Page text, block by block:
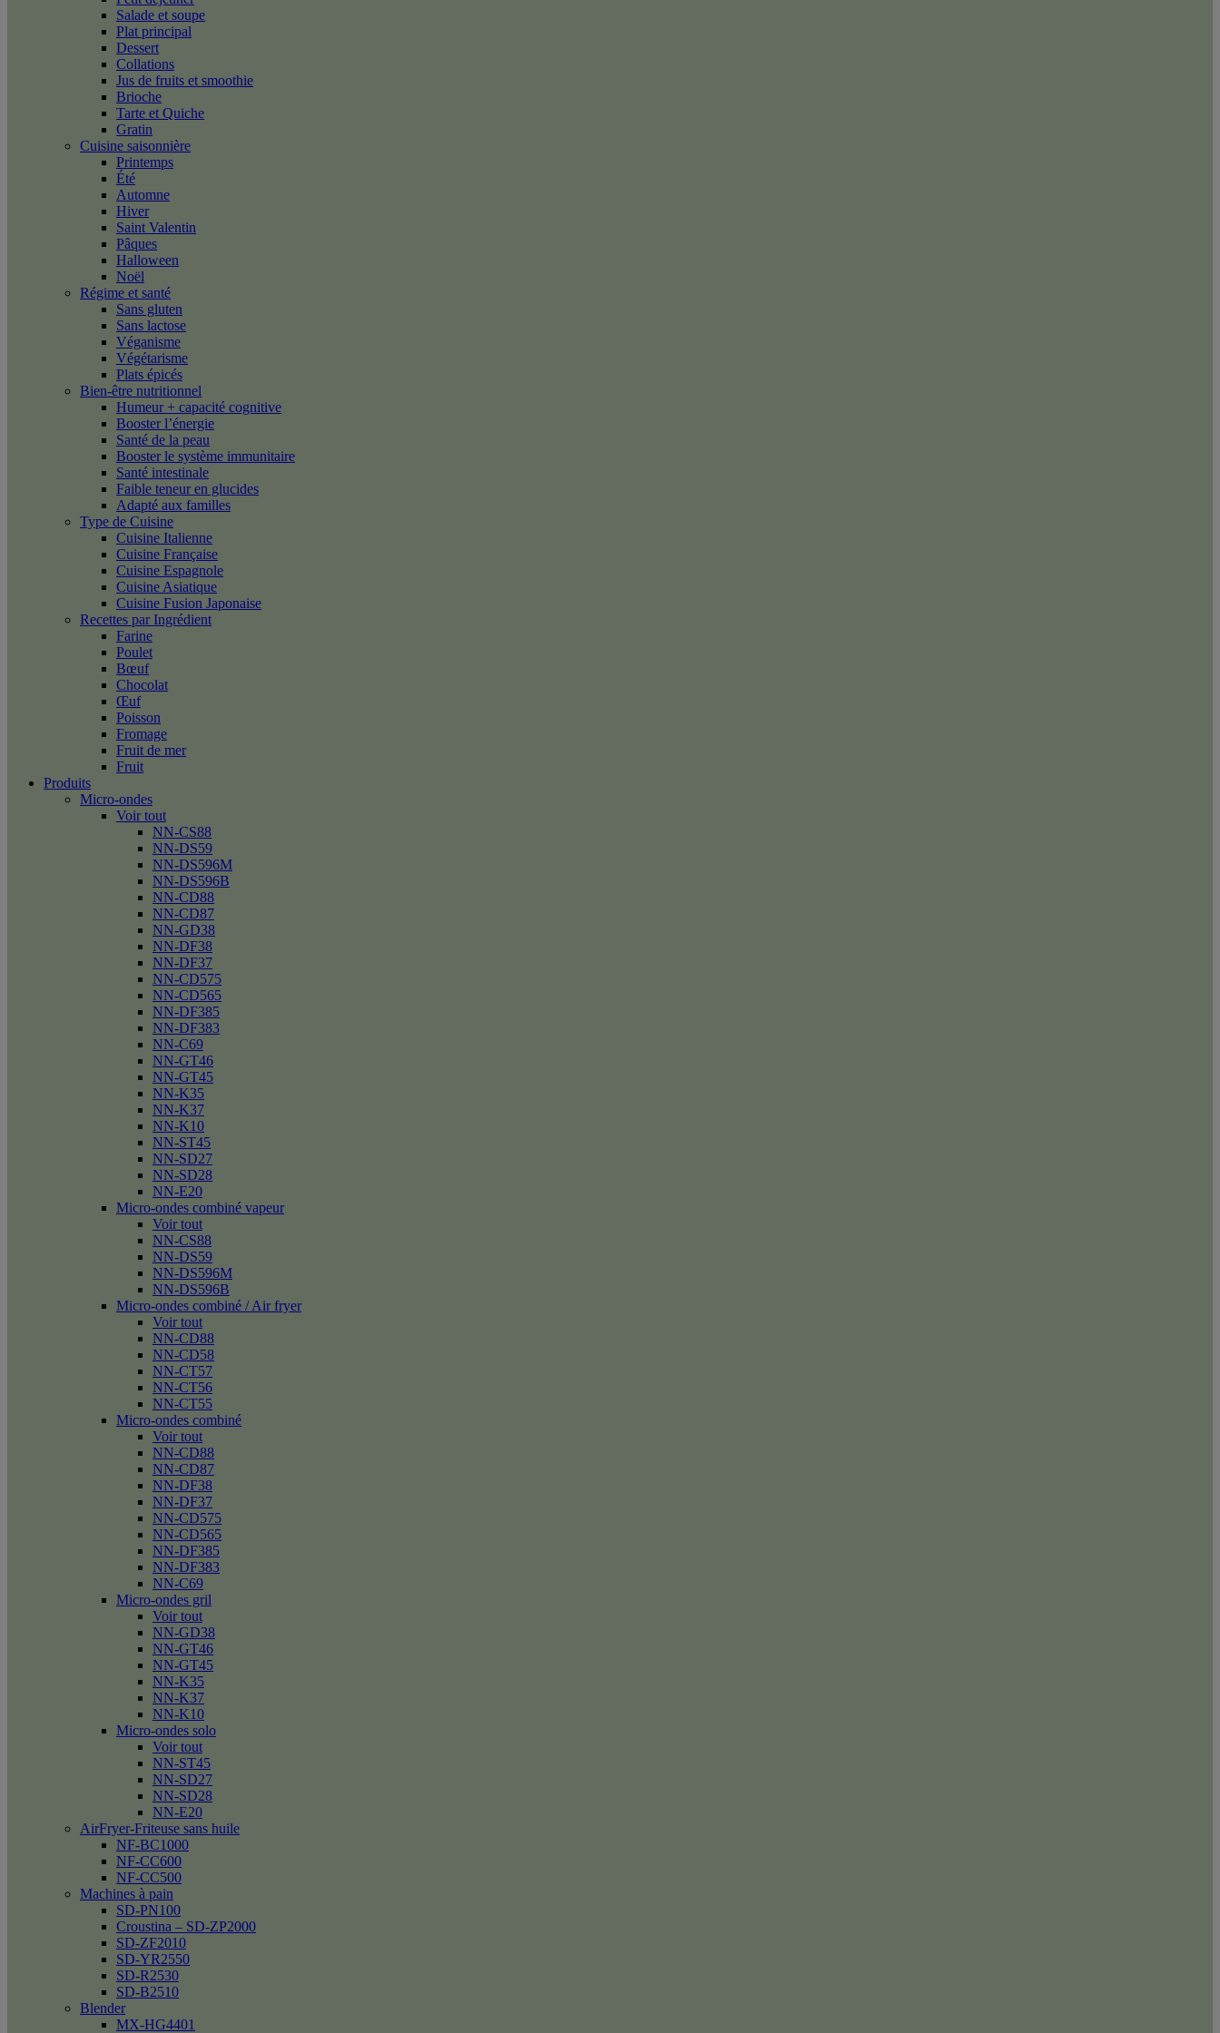
Salade et soupe
Plat principal
Dessert
Collations
Jus de fruits et smoothie
Brioche
Tarte et Quiche
Gratin
Cuisine saisonnière
Printemps
Été
Automne
Hiver
Saint Valentin
Pâques
Halloween
Noël
Régime et santé
Sans gluten
Sans lactose
Véganisme
Végétarisme
Plats épicés
Bien-être nutritionnel
Humeur + capacité cognitive
Booster l’énergie
Santé de la peau
Booster le système immunitaire
Santé intestinale
Faible teneur en glucides
Adapté aux familles
Type de Cuisine
Cuisine Italienne
Cuisine Française
Cuisine Espagnole
Cuisine Asiatique
Cuisine Fusion Japonaise
Recettes par Ingrédient
Farine
Poulet
Bœuf
Chocolat
Œuf
Poisson
Fromage
Fruit de mer
Fruit
Produits
Micro-ondes
Voir tout
NN-CS88
NN-DS59
NN-DS596M
NN-DS596B
NN-CD88
NN-CD87
NN-GD38
NN-DF38
NN-DF37
NN-CD575
NN-CD565
NN-DF385
NN-DF383
NN-C69
NN-GT46
NN-GT45
NN-K35
NN-K37
NN-K10
NN-ST45
NN-SD27
NN-SD28
NN-E20
Micro-ondes combiné vapeur
Voir tout
NN-CS88
NN-DS59
NN-DS596M
NN-DS596B
Micro-ondes combiné / Air fryer
Voir tout
NN-CD88
NN-CD58
NN-CT57
NN-CT56
NN-CT55
Micro-ondes combiné
Voir tout
NN-CD88
NN-CD87
NN-DF38
NN-DF37
NN-CD575
NN-CD565
NN-DF385
NN-DF383
NN-C69
Micro-ondes gril
Voir tout
NN-GD38
NN-GT46
NN-GT45
NN-K35
NN-K37
NN-K10
Micro-ondes solo
Voir tout
NN-ST45
NN-SD27
NN-SD28
NN-E20
AirFryer-Friteuse sans huile
NF-BC1000
NF-CC600
NF-CC500
Machines à pain
SD-PN100
Croustina – SD-ZP2000
SD-ZF2010
SD-YR2550
SD-R2530
SD-B2510
Blender
MX-HG4401